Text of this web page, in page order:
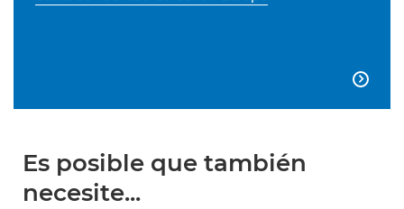

Es posible que también
necesite...